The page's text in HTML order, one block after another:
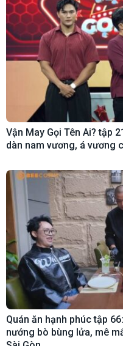
Vận May Gọi Tên Ai? tập
dàn nam vương, á vương
Quán ăn hạnh phúc tập
nướng bò bùng lửa, mê